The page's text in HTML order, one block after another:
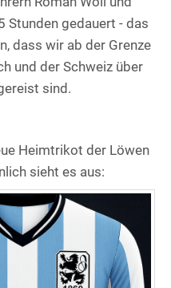
Stunden gedauert - das
dass wir ab der Grenze
und der Schweiz über
sind.
Heimtrikot der Löwen
sieht es aus: